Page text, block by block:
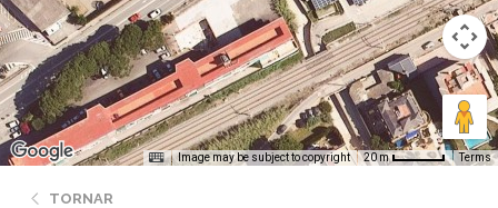
Image may be subject to copyright 20 m Terms
TORNAR